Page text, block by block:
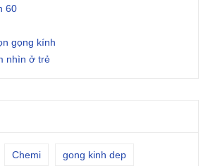
60
gọng kính
nhìn ở trẻ
Chemi gong kinh dep